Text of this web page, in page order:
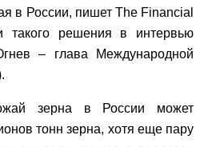
в России, пишет The Financial
такого решения в интервью
– глава Международной
зерна в России может
тонн зерна, хотя еще пару